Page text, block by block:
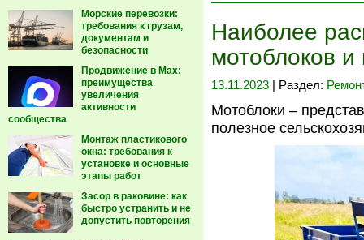
Морские перевозки:
требования к грузам,
документам и
безопасности
Продвижение в Max:
преимущества
увеличения
активности
сообщества
Монтаж пластикового
окна: требования к
установке и основные
этапы работ
Засор в раковине: как
быстро устранить и не
допустить повторения
Наиболее
мотоблоков и
13.11.2023 | Раздел:
Мотоблоки –
полезное